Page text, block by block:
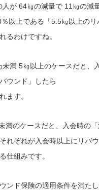
が 64㎏の減量で 11㎏の減
以上である「5.5㎏以上の
るわけですね。
未満 5㎏以上のケースだと、
ウンド」したら
ます。
満のケースだと、入会時の
れぞれが入会時以上にリバ
仕組みです。
ンド保険の適用条件を満た